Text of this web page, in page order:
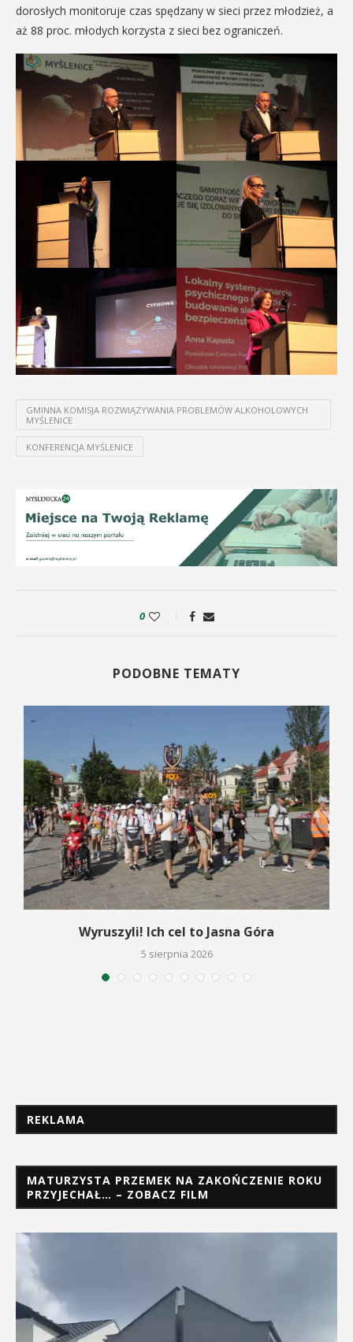
dorosłych monitoruje czas spędzany w sieci przez młodzież, a
aż 88 proc. młodych korzysta z sieci bez ograniczeń.
GMINNA KOMISJA ROZWIĄZYWANIA PROBLEMÓW ALKOHOLOWYCH
MYŚLENICE
KONFERENCJA MYŚLENICE
0
PODOBNE TEMATY
Wyruszyli! Ich cel to Jasna Góra
5 sierpnia 2026
REKLAMA
MATURZYSTA PRZEMEK NA ZAKOŃCZENIE ROKU
PRZYJECHAŁ… – ZOBACZ FILM
Odtwarzacz